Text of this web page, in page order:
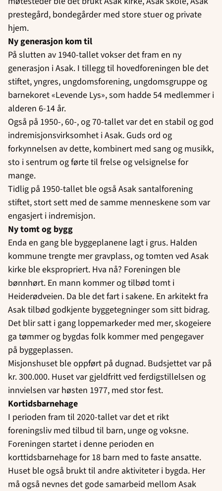
prestegård, bondegårder med store stuer og private
hjem.
Ny generasjon kom til
På slutten av 1940-tallet vokser det fram en ny
generasjon i Asak. I tillegg til hovedforeningen ble det
stiftet, yngres, ungdomsforening, ungdomsgruppe og
barnekoret «Levende Lys», som hadde 54 medlemmer i
alderen 6-14 år.
Også på 1950-, 60-, og 70-tallet var det en stabil og god
indremisjonsvirksomhet i Asak. Guds ord og
forkynnelsen av dette, kombinert med sang og musikk,
sto i sentrum og førte til frelse og velsignelse for
mange.
Tidlig på 1950-tallet ble også Asak santalforening
stiftet, stort sett med de samme menneskene som var
engasjert i indremisjon.
Ny tomt og bygg
Enda en gang ble byggeplanene lagt i grus. Halden
kommune trengte mer gravplass, og tomten ved Asak
kirke ble ekspropriert. Hva nå? Foreningen ble
bønnhørt. En mann kommer og tilbød tomt i
Heiderødveien. Da ble det fart i sakene. En arkitekt fra
Asak tilbød godkjente byggetegninger som sitt bidrag.
Det blir satt i gang loppemarkeder med mer, skogeiere
ga tømmer og bygdas folk kommer med pengegaver
på byggeplassen.
Misjonshuset ble oppført på dugnad. Budsjettet var på
kr. 300.000. Huset var gjeldfritt ved ferdigstillelsen og
innvielsen var høsten 1977, med stor fest.
Kortidsbarnehage
I perioden fram til 2020-tallet var det et rikt
foreningsliv med tilbud til barn, unge og voksne.
Foreningen startet i denne perioden en
korttidsbarnehage for 18 barn med to faste ansatte.
Huset ble også brukt til andre aktiviteter i bygda. Her
må også nevnes det gode samarbeid mellom Asak